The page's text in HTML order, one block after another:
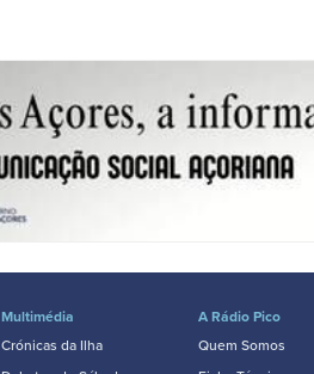
Multimédia
Crónicas da Ilha
A Rádio Pico
Quem Somos